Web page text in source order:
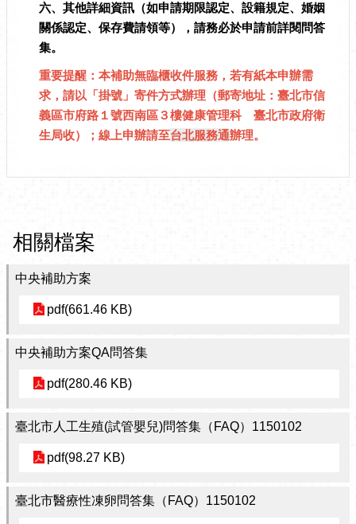
六、其他詳細資訊（如申請期限認定、設籍規定、婚姻
關係認定、保存費請領等），請務必於申請前詳閱問答
集。
重要提醒： 本補助無臨櫃收件服務，若有紙本申辦需
求，請以「掛號」寄件方式辦理（郵寄地址：臺北市信
義區市府路１號西南區３樓健康管理科 臺北市政府衛
生局收）；線上申辦請至台北服務通辦理。
相關檔案
中央補助方案
pdf(661.46 KB)
中央補助方案QA問答集
pdf(280.46 KB)
臺北市人工生殖(試管嬰兒)問答集（FAQ）1150102
pdf(98.27 KB)
臺北市醫療性凍卵問答集（FAQ）1150102